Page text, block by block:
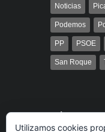
Noticias
Podemos
PP PSOE
San Roque
Búsqueda
Utilizamos cookies